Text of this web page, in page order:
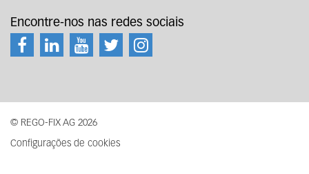
Encontre-nos nas redes sociais
© REGO-FIX AG 2026
Configurações de cookies